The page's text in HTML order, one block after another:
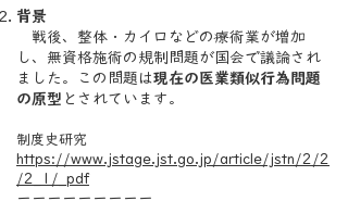
背景
戦後、整体・カイロなどの療術業が増加
し、 無資格施術の規制問題が国会で議論され
ました。
この問題は現在の医業類似行為問題
の原型 とされています。
制度史研究
https://www.jstage.jst.go.jp/article/jstn/2/2
/2_1/_pdf